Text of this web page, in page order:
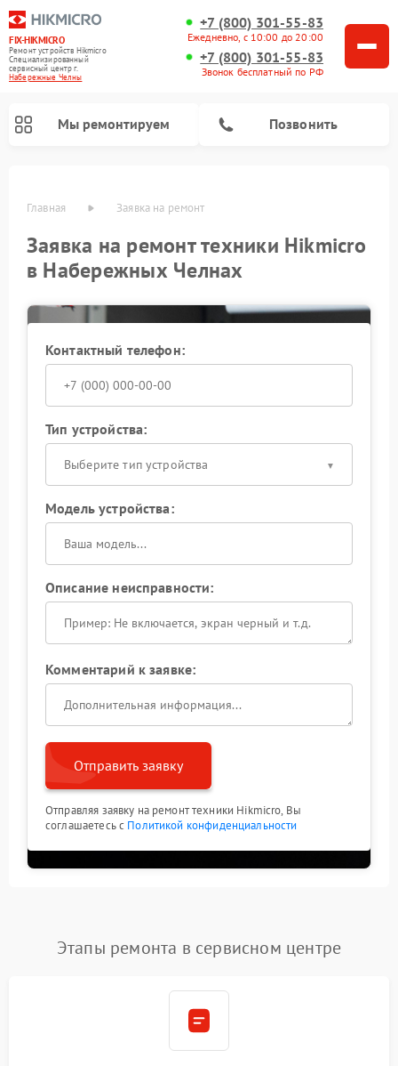
FIX-HIKMICRO
Ремонт устройств Hikmicro
Специализированный
cервисный центр г.
Набережные Челны
+7 (800) 301-55-83
Ежедневно, с 10:00 до 20:00
+7 (800) 301-55-83
Звонок бесплатный по РФ
Мы ремонтируем Позвонить
Главная Заявка на ремонт
Заявка на ремонт техники Hikmicro
в Набережных Челнах
Контактный телефон:
Тип устройства:
Выберите тип устройства
Модель устройства:
Описание неисправности:
Комментарий к заявке:
Отправить заявку
Отправляя заявку на ремонт техники Hikmicro, Вы
соглашаетесь с Политикой конфиденциальности
Этапы ремонта в сервисном центре